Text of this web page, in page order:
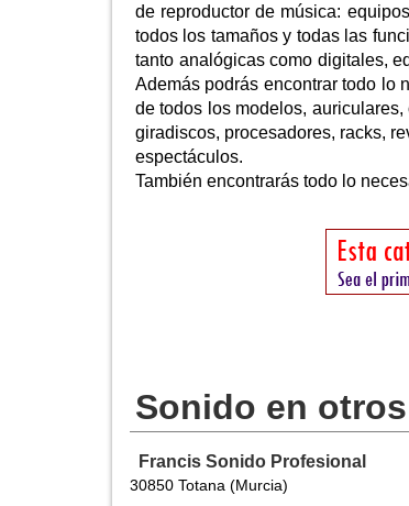
de reproductor de música:
todos los tamaños y todas las
tanto analógicas como digitales,
Además podrás encontrar todo lo
de todos los modelos,
giradiscos, procesadores, racks,
espectáculos.
También encontrarás todo lo
Sonido en
Francis Sonido Profesional
30850 Totana (Murcia)